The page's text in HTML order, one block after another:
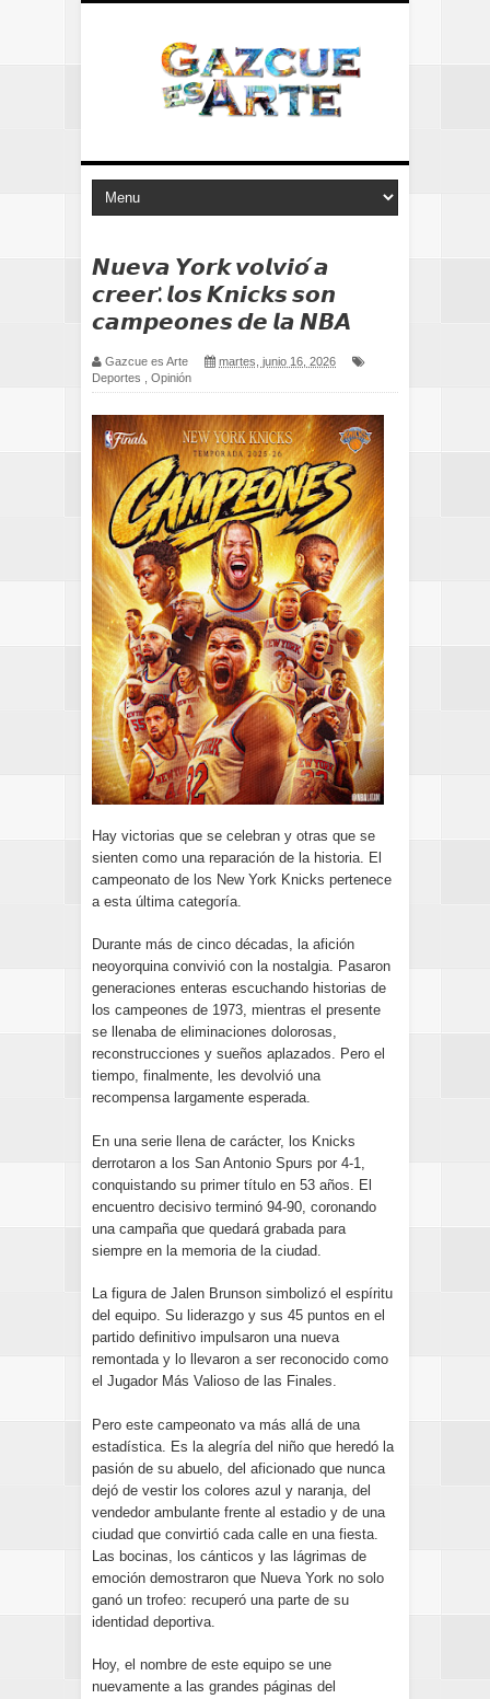
𝙉𝙪𝙚𝙫𝙖 𝙔𝙤𝙧𝙠 𝙫𝙤𝙡𝙫𝙞𝙤́ 𝙖
𝙘𝙧𝙚𝙚𝙧: 𝙡𝙤𝙨 𝙆𝙣𝙞𝙘𝙠𝙨 𝙨𝙤𝙣
𝙘𝙖𝙢𝙥𝙚𝙤𝙣𝙚𝙨 𝙙𝙚 𝙡𝙖 𝙉𝘽𝘼
Gazcue es Arte
martes, junio 16, 2026
Deportes
Opinión
Hay victorias que se celebran y otras que se
sienten como una reparación de la historia. El
campeonato de los New York Knicks pertenece
a esta última categoría.
Durante más de cinco décadas, la afición
neoyorquina convivió con la nostalgia. Pasaron
generaciones enteras escuchando historias de
los campeones de 1973, mientras el presente
se llenaba de eliminaciones dolorosas,
reconstrucciones y sueños aplazados. Pero el
tiempo, finalmente, les devolvió una
recompensa largamente esperada.
En una serie llena de carácter, los Knicks
derrotaron a los San Antonio Spurs por 4-1,
conquistando su primer título en 53 años. El
encuentro decisivo terminó 94-90, coronando
una campaña que quedará grabada para
siempre en la memoria de la ciudad.
La figura de Jalen Brunson simbolizó el espíritu
del equipo. Su liderazgo y sus 45 puntos en el
partido definitivo impulsaron una nueva
remontada y lo llevaron a ser reconocido como
el Jugador Más Valioso de las Finales.
Pero este campeonato va más allá de una
estadística. Es la alegría del niño que heredó la
pasión de su abuelo, del aficionado que nunca
dejó de vestir los colores azul y naranja, del
vendedor ambulante frente al estadio y de una
ciudad que convirtió cada calle en una fiesta.
Las bocinas, los cánticos y las lágrimas de
emoción demostraron que Nueva York no solo
ganó un trofeo: recuperó una parte de su
identidad deportiva.
Hoy, el nombre de este equipo se une
nuevamente a las grandes páginas del